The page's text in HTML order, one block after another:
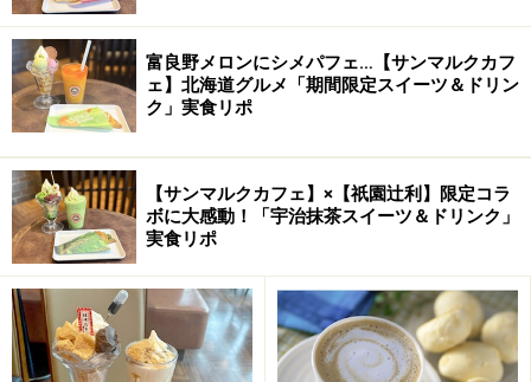
富良野メロンにシメパフェ…【サンマルクカフ
ェ】北海道グルメ「期間限定スイーツ＆ドリン
ク」実食リポ
【サンマルクカフェ】×【祇園辻利】限定コラ
ボに大感動！「宇治抹茶スイーツ＆ドリンク」
実食リポ